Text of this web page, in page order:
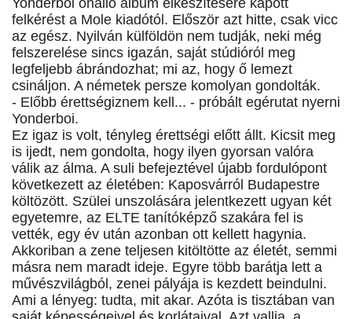
Yonderboi önálló album elkészítésére kapott
felkérést a Mole kiadótól. Először azt hitte, csak vicc
az egész. Nyilván külföldön nem tudják, neki még
felszerelése sincs igazán, saját stúdióról meg
legfeljebb ábrándozhat; mi az, hogy ő lemezt
csináljon. A németek persze komolyan gondolták.
- Előbb érettségiznem kell... - próbált egérutat nyerni
Yonderboi.
Ez igaz is volt, tényleg érettségi előtt állt. Kicsit meg
is ijedt, nem gondolta, hogy ilyen gyorsan valóra
válik az álma. A suli befejeztével újabb fordulópont
következett az életében: Kaposvárról Budapestre
költözött. Szülei unszolására jelentkezett ugyan két
egyetemre, az ELTE tanítóképző szakára fel is
vették, egy év után azonban ott kellett hagynia.
Akkoriban a zene teljesen kitöltötte az életét, semmi
másra nem maradt ideje. Egyre több barátja lett a
művészvilágból, zenei pályája is kezdett beindulni.
Ami a lényeg: tudta, mit akar. Azóta is tisztában van